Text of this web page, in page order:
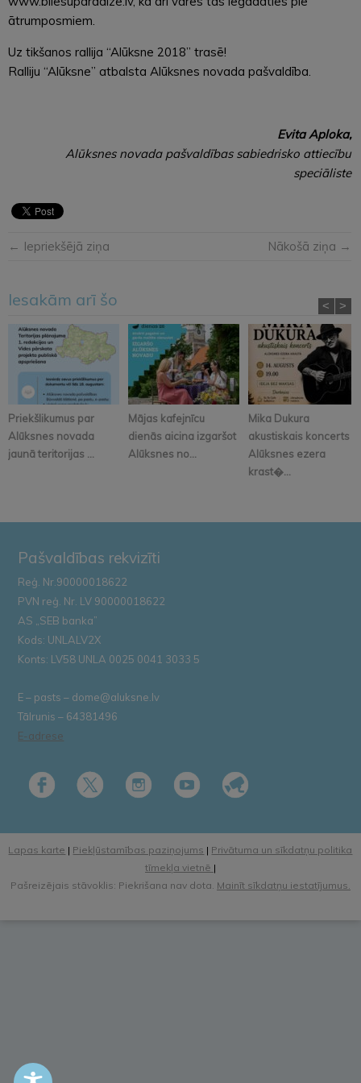
ātrumposmiem.
Uz tikšanos rallija “Alūksne 2018” trasē!
Ralliju “Alūksne” atbalsta Alūksnes novada pašvaldība.
Evita Aploka,
Alūksnes novada pašvaldības sabiedrisko attiecību
speciāliste
← Iepriekšējā ziņa Nākošā ziņa →
Iesakām arī šo
Priekšlikumus par
Alūksnes novada
jaunā teritorijas ...
Mājas kafejnīcu
dienās aicina izgaršot
Alūksnes no...
Mika Dukura
akustiskais koncerts
Alūksnes ezera
krast�...
< >
Pašvaldības rekvizīti
Reģ. Nr.90000018622
PVN reģ. Nr. LV 90000018622
AS „SEB banka”
Kods: UNLALV2X
Konts: LV58 UNLA 0025 0041 3033 5
E – pasts – dome@aluksne.lv
Tālrunis – 64381496
E-adrese
Lapas karte | Piekļūstamības paziņojums | Privātuma un sīkdatņu politika
tīmekļa vietnē |
Pašreizējais stāvoklis: Piekrišana nav dota. Mainīt sīkdatņu iestatījumus.